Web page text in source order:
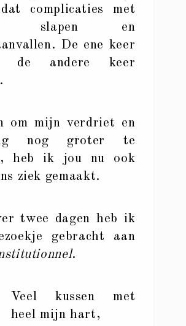
complicaties met
slapen en
De ene keer
de andere keer
mijn verdriet en
nog groter te
heb ik jou nu ook
ziek gemaakt.
twee dagen heb ik
gebracht aan
.
Veel kussen met
heel mijn hart,